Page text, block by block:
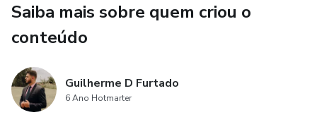
Aqui eu compartilho exatamente isso:
Saiba mais sobre quem criou o
conteúdo
Guilherme D Furtado
6 Ano Hotmarter